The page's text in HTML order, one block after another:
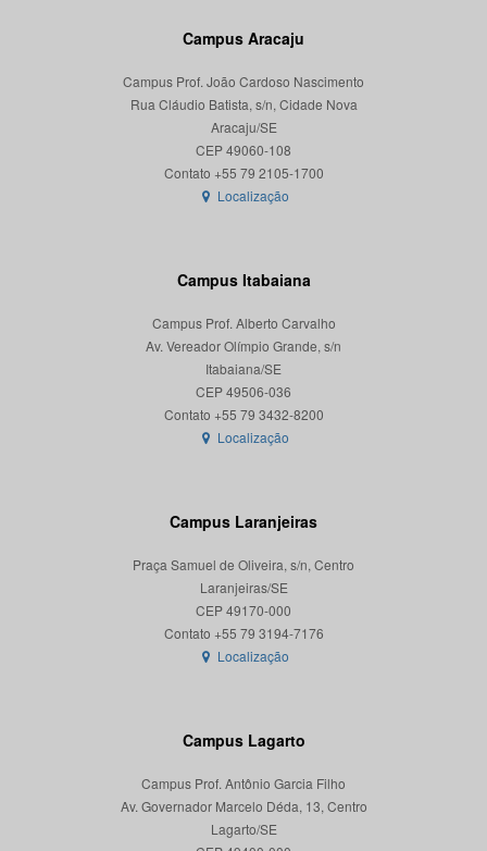
Campus Aracaju
Campus Prof. João Cardoso Nascimento
Rua Cláudio Batista, s/n, Cidade Nova
Aracaju/SE
CEP 49060-108
Localização
Campus Itabaiana
Campus Prof. Alberto Carvalho
Av. Vereador Olímpio Grande, s/n
Itabaiana/SE
CEP 49506-036
Localização
Campus Laranjeiras
Praça Samuel de Oliveira, s/n, Centro
Laranjeiras/SE
CEP 49170-000
Localização
Campus Lagarto
Campus Prof. Antônio Garcia Filho
Av. Governador Marcelo Déda, 13, Centro
Lagarto/SE